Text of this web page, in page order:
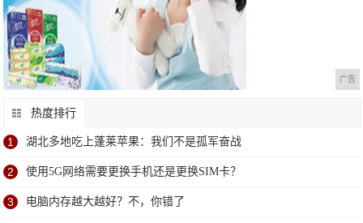
广告
热度排行
1 湖北多地吃上蓬莱苹果：我们不是孤军奋战
2 使用5G网络需要更换手机还是更换SIM卡？
3 电脑内存越大越好？不，你错了